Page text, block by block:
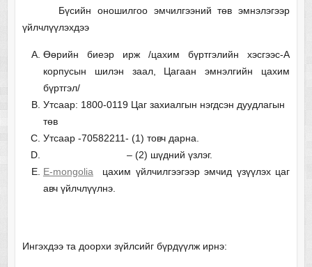
Бүсийн оношилгоо эмчилгээний төв эмнэлэгээр
үйлчлүүлэхдээ
Өөрийн биеэр ирж /цахим бүртгэлийн хэсгээс-А
корпусын шилэн заал, Цагаан эмнэлгийн цахим
бүртгэл/
Утсаар: 1800-0119 Цаг захиалгын нэгдсэн дуудлагын
төв
Утсаар -70582211- (1) товч дарна.
– (2) шүдний үзлэг.
E-mongolia цахим үйлчилгээгээр эмчид үзүүлэх цаг
авч үйлчлүүлнэ.
Ингэхдээ та доорхи зүйлсийг бүрдүүлж ирнэ: